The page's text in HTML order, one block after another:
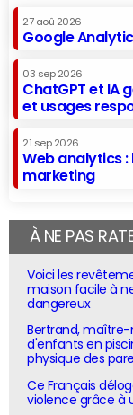
27 aoû 2026
Google
03 sep 2026
ChatGPT et IA
et usages
21 sep 2026
Web analytics
marketing
À NE PAS
Voici les
maison facile à
dangereux
Bertrand, maître-
d'enfants en
physique des
Ce Français
violence grâce à